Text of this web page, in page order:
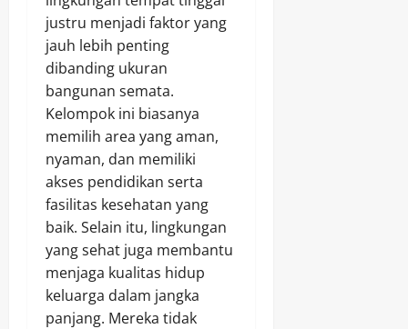
justru menjadi faktor yang
jauh lebih penting
dibanding ukuran
bangunan semata.
Kelompok ini biasanya
memilih area yang aman,
nyaman, dan memiliki
akses pendidikan serta
fasilitas kesehatan yang
baik. Selain itu, lingkungan
yang sehat juga membantu
menjaga kualitas hidup
keluarga dalam jangka
panjang. Mereka tidak